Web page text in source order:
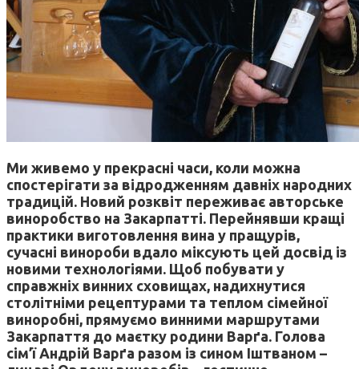
Ми живемо у прекрасні часи, коли можна
спостерігати за відродженням давніх народних
традицій. Новий розквіт переживає авторське
виноробство на Закарпатті. Перейнявши кращі
практики виготовлення вина у пращурів,
сучасні винороби вдало міксують цей досвід із
новими технологіями. Щоб побувати у
справжніх винних сховищах, надихнутися
столітніми рецептурами та теплом сімейної
виноробні, прямуємо винними маршрутами
Закарпаття до маєтку родини Варґа. Голова
сім’ї Андрій Варґа разом із сином Іштваном –